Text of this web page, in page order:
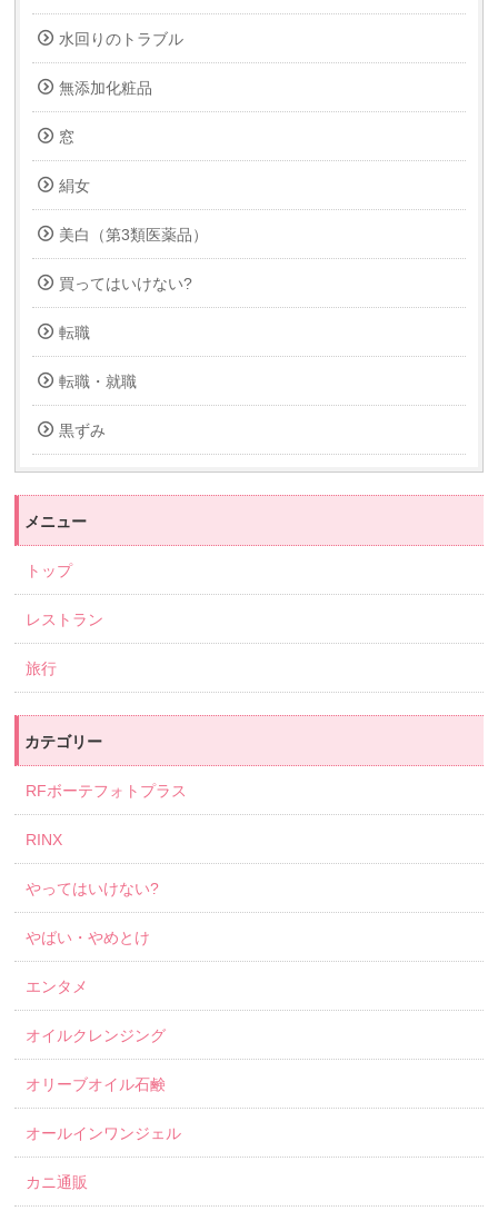
水回りのトラブル
無添加化粧品
窓
絹女
美白（第3類医薬品）
買ってはいけない?
転職
転職・就職
黒ずみ
メニュー
トップ
レストラン
旅行
カテゴリー
RFボーテフォトプラス
RINX
やってはいけない?
やばい・やめとけ
エンタメ
オイルクレンジング
オリーブオイル石鹸
オールインワンジェル
カニ通販